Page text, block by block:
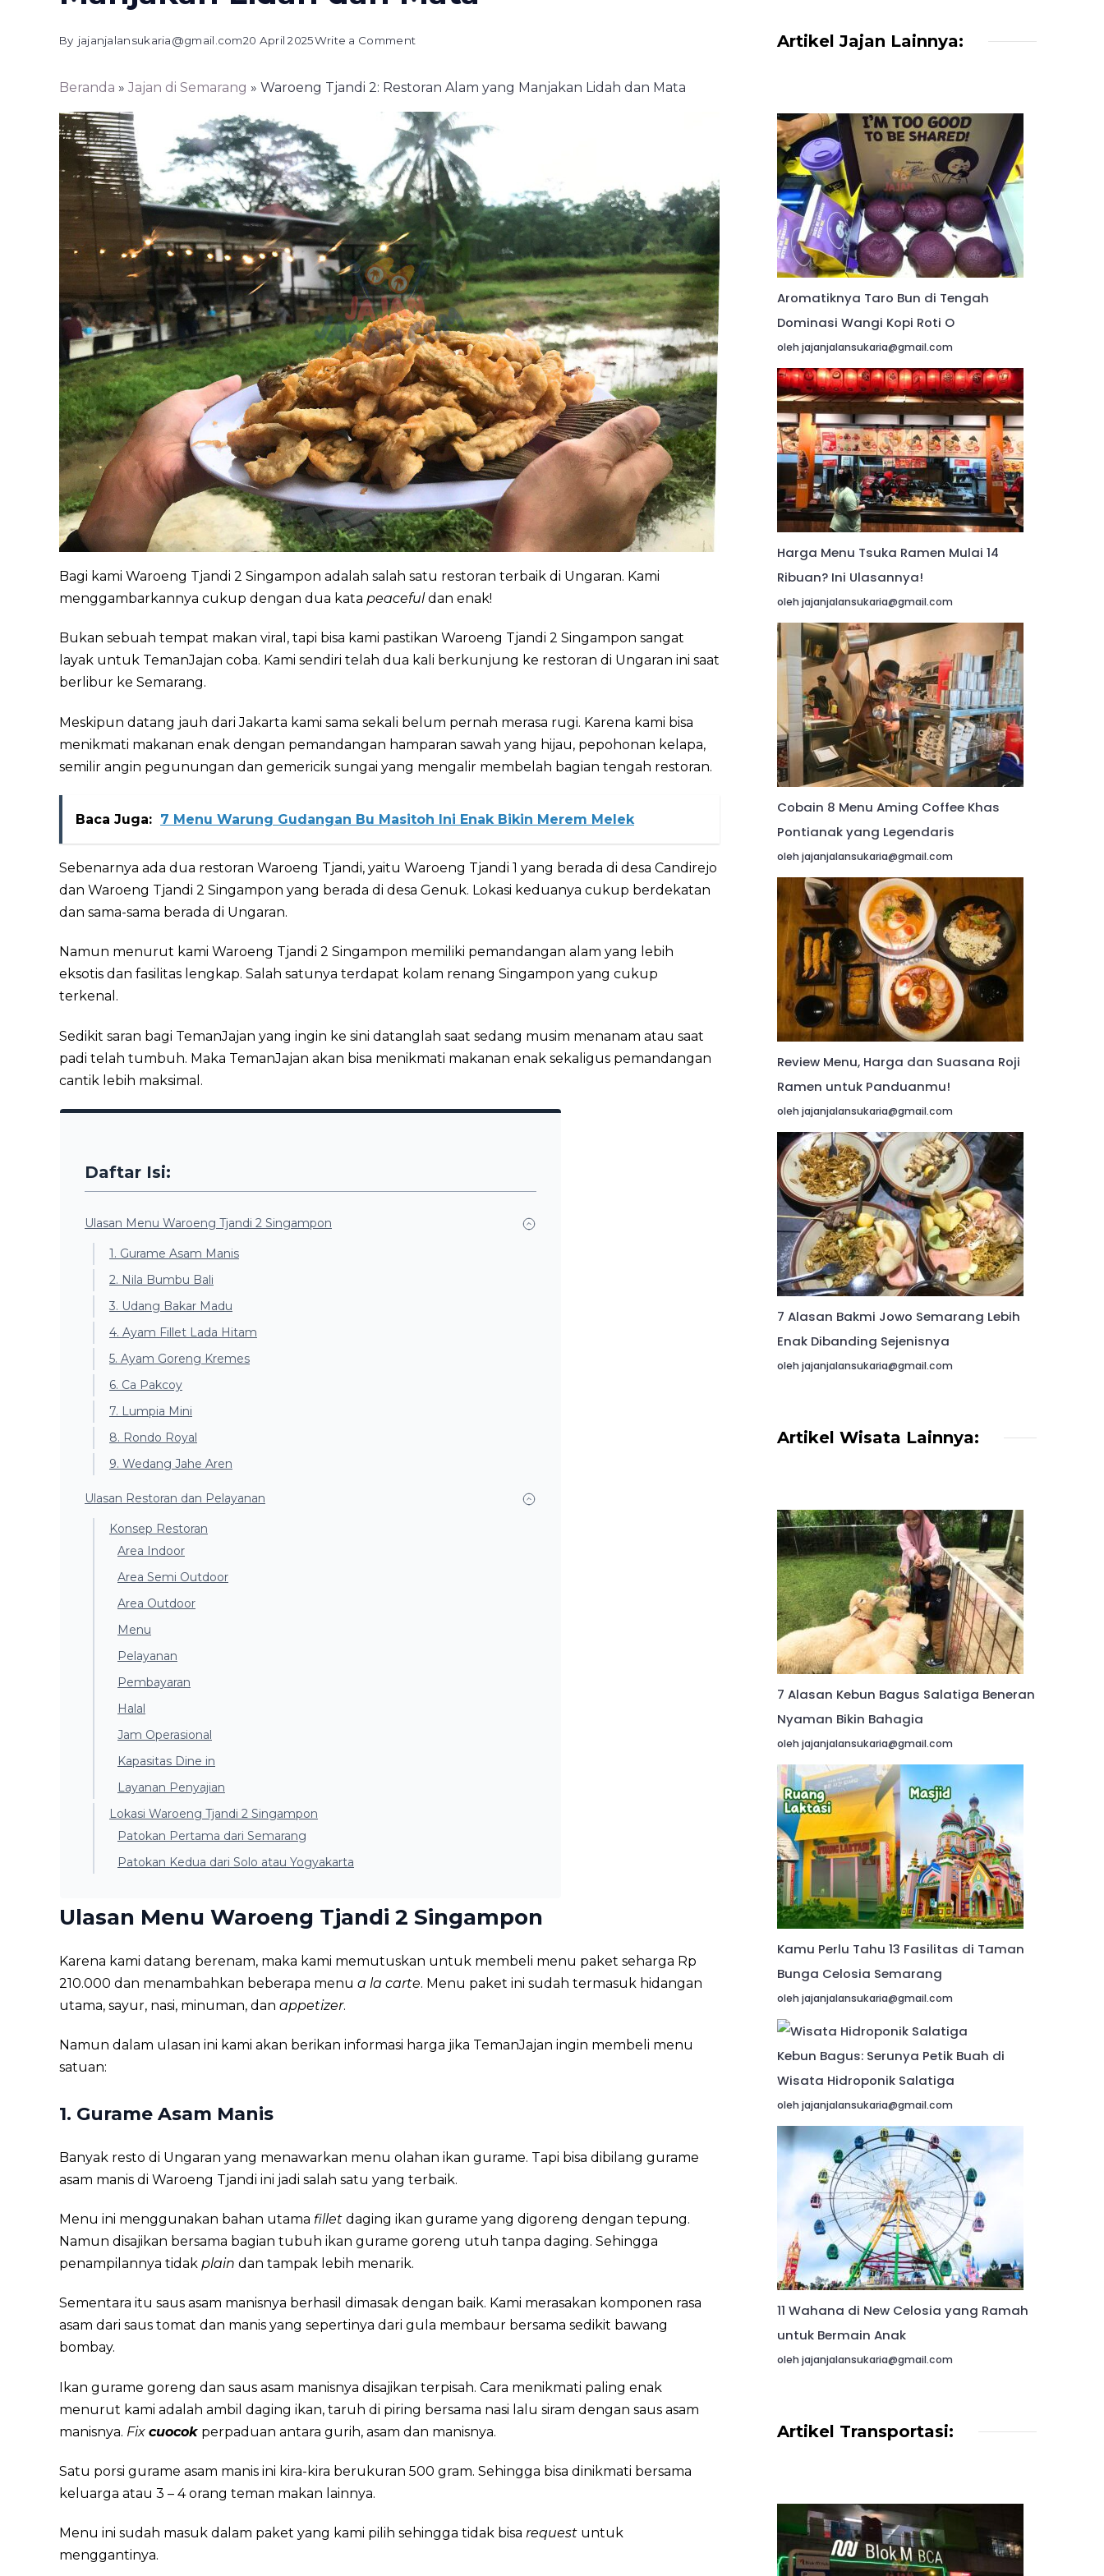
By jajanjalansukaria@gmail.com20 April 2025Write a Comment
Tjandi
Restoran
Alam
yang
Manjakan
Lidah
dan
Mata
Beranda » Jajan di Semarang » Waroeng Tjandi 2: Restoran Alam yang Manjakan Lidah dan Mata
Bagi kami Waroeng Tjandi 2 Singampon adalah salah satu restoran terbaik di Ungaran. Kami
menggambarkannya cukup dengan dua kata peacefuldan enak!
Bukan sebuah tempat makan viral, tapi bisa kami pastikan Waroeng Tjandi 2 Singampon sangat
layak untuk TemanJajan coba. Kami sendiri telah dua kali berkunjung ke restoran di Ungaran ini saat
berlibur ke Semarang.
Meskipun datang jauh dari Jakarta kami sama sekali belum pernah merasa rugi. Karena kami bisa
menikmati makanan enak dengan pemandangan hamparan sawah yang hijau, pepohonan kelapa,
semilir angin pegunungan dan gemericik sungai yang mengalir membelah bagian tengah restoran.
Baca Juga: ⁠7 Menu Warung Gudangan Bu Masitoh Ini Enak Bikin Merem Melek
Sebenarnya ada dua restoran Waroeng Tjandi, yaitu Waroeng Tjandi 1 yang berada di desa Candirejo
dan Waroeng Tjandi 2 Singampon yang berada di desa Genuk. Lokasi keduanya cukup berdekatan
dan sama-sama berada di Ungaran.
Namun menurut kami Waroeng Tjandi 2 Singampon memiliki pemandangan alam yang lebih
eksotis dan fasilitas lengkap. Salah satunya terdapat kolam renang Singampon yang cukup
terkenal.
Sedikit saran bagi TemanJajan yang ingin ke sini datanglah saat sedang musim menanam atau saat
padi telah tumbuh. Maka TemanJajan akan bisa menikmati makanan enak sekaligus pemandangan
cantik lebih maksimal.
Daftar Isi:
Ulasan Menu Waroeng Tjandi 2 Singampon
1. Gurame Asam Manis
2. Nila Bumbu Bali
3. Udang Bakar Madu
4. Ayam Fillet Lada Hitam
5. Ayam Goreng Kremes
6. Ca Pakcoy
7. Lumpia Mini
8. Rondo Royal
9. Wedang Jahe Aren
Ulasan Restoran dan Pelayanan
Konsep Restoran
Area Indoor
Area Semi Outdoor
Area Outdoor
Menu
Pelayanan
Pembayaran
Halal
Jam Operasional
Kapasitas Dine in
Layanan Penyajian
Lokasi Waroeng Tjandi 2 Singampon
Patokan Pertama dari Semarang
Patokan Kedua dari Solo atau Yogyakarta
Ulasan Menu Waroeng Tjandi 2 Singampon
Karena kami datang berenam, maka kami memutuskan untuk membeli menu paket seharga Rp
210.000 dan menambahkan beberapa menu a la carte. Menu paket ini sudah termasuk hidangan
utama, sayur, nasi, minuman, dan appetizer.
Namun dalam ulasan ini kami akan berikan informasi harga jika TemanJajan ingin membeli menu
satuan:
1. Gurame Asam Manis
Banyak resto di Ungaran yang menawarkan menu olahan ikan gurame. Tapi bisa dibilang gurame
asam manis di Waroeng Tjandi ini jadi salah satu yang terbaik.
Menu ini menggunakan bahan utama fillet daging ikan gurame yang digoreng dengan tepung.
Namun disajikan bersama bagian tubuh ikan gurame goreng utuh tanpa daging. Sehingga
penampilannya tidak plain dan tampak lebih menarik.
Sementara itu saus asam manisnya berhasil dimasak dengan baik. Kami merasakan komponen rasa
asam dari saus tomat dan manis yang sepertinya dari gula membaur bersama sedikit bawang
bombay.
Ikan gurame goreng dan saus asam manisnya disajikan terpisah. Cara menikmati paling enak
menurut kami adalah ambil daging ikan, taruh di piring bersama nasi lalu siram dengan saus asam
manisnya. Fix cuocok perpaduan antara gurih, asam dan manisnya.
Satu porsi gurame asam manis ini kira-kira berukuran 500 gram. Sehingga bisa dinikmati bersama
keluarga atau 3 – 4 orang teman makan lainnya.
Menu ini sudah masuk dalam paket yang kami pilih sehingga tidak bisa request untuk
menggantinya.
Artikel Jajan Lainnya:
Aromatiknya Taro Bun di Tengah
Dominasi Wangi Kopi Roti O
oleh jajanjalansukaria@gmail.com
Harga Menu Tsuka Ramen Mulai 14
Ribuan? Ini Ulasannya!
oleh jajanjalansukaria@gmail.com
Cobain 8 Menu Aming Coffee Khas
Pontianak yang Legendaris
oleh jajanjalansukaria@gmail.com
Review Menu, Harga dan Suasana Roji
Ramen untuk Panduanmu!
oleh jajanjalansukaria@gmail.com
7 Alasan Bakmi Jowo Semarang Lebih
Enak Dibanding Sejenisnya
oleh jajanjalansukaria@gmail.com
Artikel Wisata Lainnya:
7 Alasan Kebun Bagus Salatiga Beneran
Nyaman Bikin Bahagia
oleh jajanjalansukaria@gmail.com
Kamu Perlu Tahu 13 Fasilitas di Taman
Bunga Celosia Semarang
oleh jajanjalansukaria@gmail.com
Kebun Bagus: Serunya Petik Buah di
Wisata Hidroponik Salatiga
oleh jajanjalansukaria@gmail.com
11 Wahana di New Celosia yang Ramah
untuk Bermain Anak
oleh jajanjalansukaria@gmail.com
Artikel Transportasi: